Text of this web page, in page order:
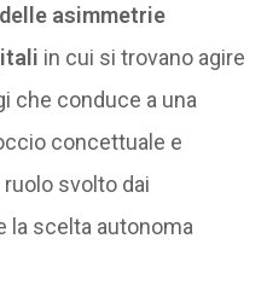
asimmetrie
in cui si trovano agire
che conduce a una
concettuale e
svolto dai
la scelta autonoma